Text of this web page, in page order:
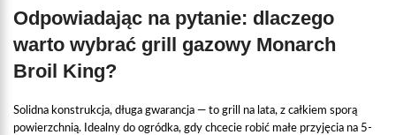
Odpowiadając na pytanie: dlaczego
warto wybrać grill gazowy Monarch
Broil King?
Solidna konstrukcja, długa gwarancja — to grill na lata, z całkiem sporą
powierzchnią. Idealny do ogródka, gdy chcecie robić małe przyjęcia na 5-